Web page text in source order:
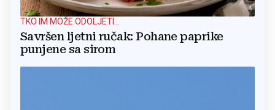
TKO IM MOŽE ODOLJETI...
Savršen ljetni ručak: Pohane paprike
punjene sa sirom